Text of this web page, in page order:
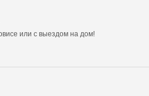
или с выездом на дом!